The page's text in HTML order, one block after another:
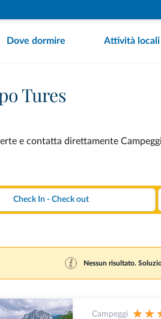
Dove dormire Attività locali
Tures
e contatta direttamente
Nessun risultato.
Campeggi